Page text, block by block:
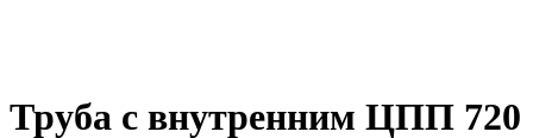
Труба с внутренним ЦПП 720